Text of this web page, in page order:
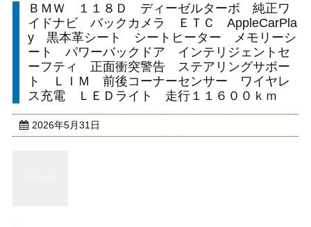
ＢＭＷ １１８Ｄ ディーゼルターボ 純正ワ
イドナビ バックカメラ ＥＴＣ AppleCarPla
y 黒本革シート シートヒーター メモリーシ
ート パワーバックドア インテリジェントセ
ーフティ 正面衝突警告 ステアリングサポー
ト ＬＩＭ 前後コーナーセンサー ワイヤレ
ス充電 ＬＥＤライト 走行１１６００ｋｍ
2026年5月31日